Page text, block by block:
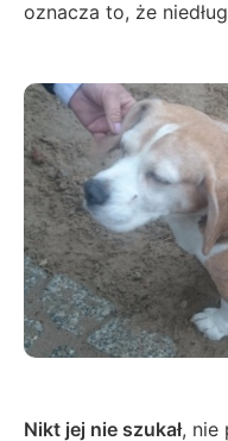
oznacza to, że
Nikt jej nie szukał, nie